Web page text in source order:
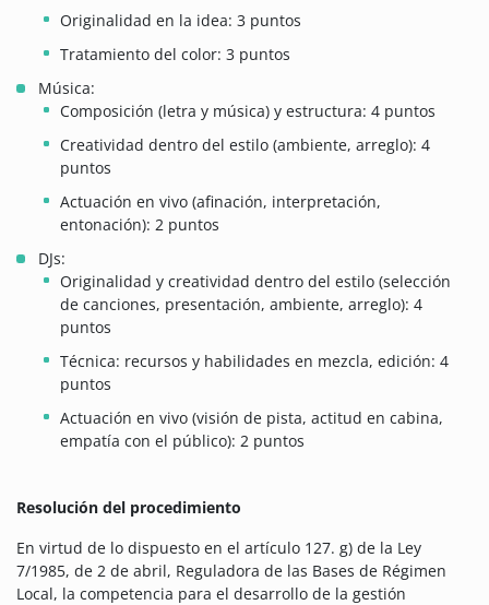
Originalidad en la idea: 3 puntos
Tratamiento del color: 3 puntos
Música:
Composición (letra y música) y estructura: 4 puntos
Creatividad dentro del estilo (ambiente, arreglo): 4
puntos
Actuación en vivo (afinación, interpretación,
entonación): 2 puntos
DJs:
Originalidad y creatividad dentro del estilo (selección
de canciones, presentación, ambiente, arreglo): 4
puntos
Técnica: recursos y habilidades en mezcla, edición: 4
puntos
Actuación en vivo (visión de pista, actitud en cabina,
empatía con el público): 2 puntos
Resolución del procedimiento
En virtud de lo dispuesto en el artículo 127. g) de la Ley
7/1985, de 2 de abril, Reguladora de las Bases de Régimen
Local, la competencia para el desarrollo de la gestión